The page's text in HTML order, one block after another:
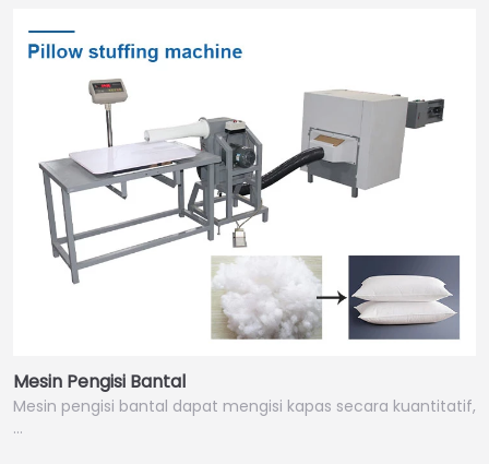
Mesin Pengisi Bantal
Mesin pengisi bantal dapat mengisi kapas secara kuantitatif,
…
Greek